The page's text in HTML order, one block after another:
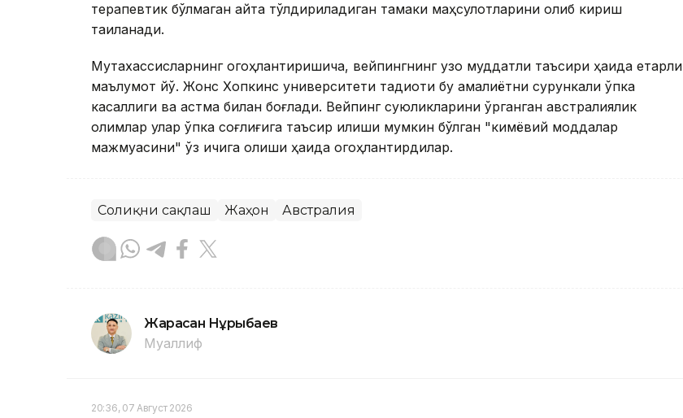
терапевтик бўлмаган қайта тўлдириладиган тамаки маҳсулотларини олиб кириш
тақиқланади.
Мутахассисларнинг огоҳлантиришича, вейпингнинг узоқ муддатли таъсири ҳақида етарли
маълумот йўқ. Жонс Хопкинс университети тадқиқоти бу амалиётни сурункали ўпка
касаллиги ва астма билан боғлади. Вейпинг суюқликларини ўрганган австралиялик
олимлар улар ўпка соғлиғига таъсир қилиши мумкин бўлган "кимёвий моддалар
мажмуасини" ўз ичига олиши ҳақида огоҳлантирдилар.
Соғлиқни сақлаш Жаҳон Австралия
Жарасқан Нұрыбаев
Муаллиф
20:36, 07 Август 2026